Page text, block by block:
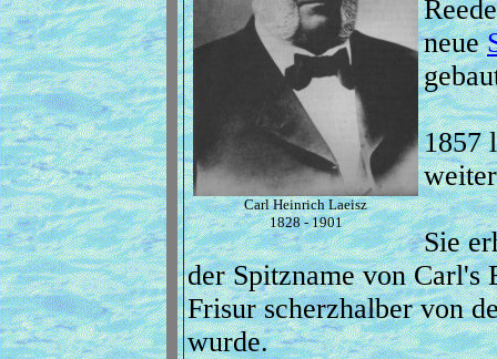
Carl Heinrich Laeisz
1828 - 1901
neue
1857
Sie
der Spitzname von Carl's
Frisur scherzhalber von
wurde.